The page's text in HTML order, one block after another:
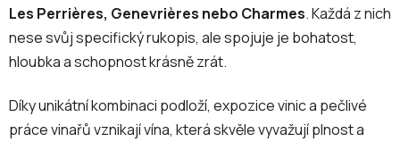
Les Perrières, Genevrières nebo Charmes. Každá z nich
nese svůj specifický rukopis, ale spojuje je bohatost,
hloubka a schopnost krásně zrát.
Díky unikátní kombinaci podloží, expozice vinic a pečlivé
práce vinařů vznikají vína, která skvěle vyvažují plnost a